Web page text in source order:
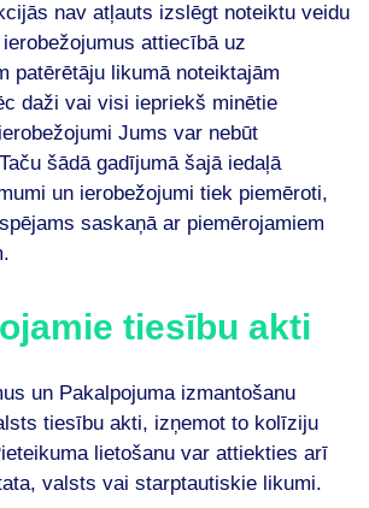
nav atļauts izslēgt noteiktu veidu
attiecībā uz
patērētāju likumā noteiktajām
daži vai visi iepriekš minētie
Jums var nebūt
šādā gadījumā šajā iedaļā
un ierobežojumi tiek piemēroti,
saskaņā ar piemērojamiem
tiesību akti
un Pakalpojuma izmantošanu
tiesību akti, izņemot to kolīziju
lietošanu var attiekties arī
valsts vai starptautiskie likumi.